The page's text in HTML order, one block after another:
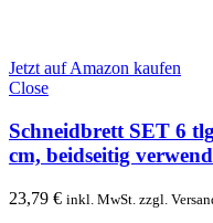
Jetzt auf Amazon kaufen
Close
Schneidbrett SET 6
cm, beidseitig
23,79 € inkl. MwSt. zzgl.